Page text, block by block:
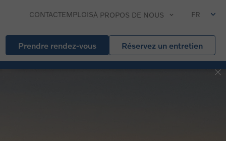
CONTACTEMPLOISÀ PROPOS DE NOUS FR
Prendre rendez-vous Réservez un entretien